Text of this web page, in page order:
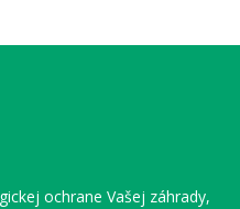
ochrane Vašej záhrady,